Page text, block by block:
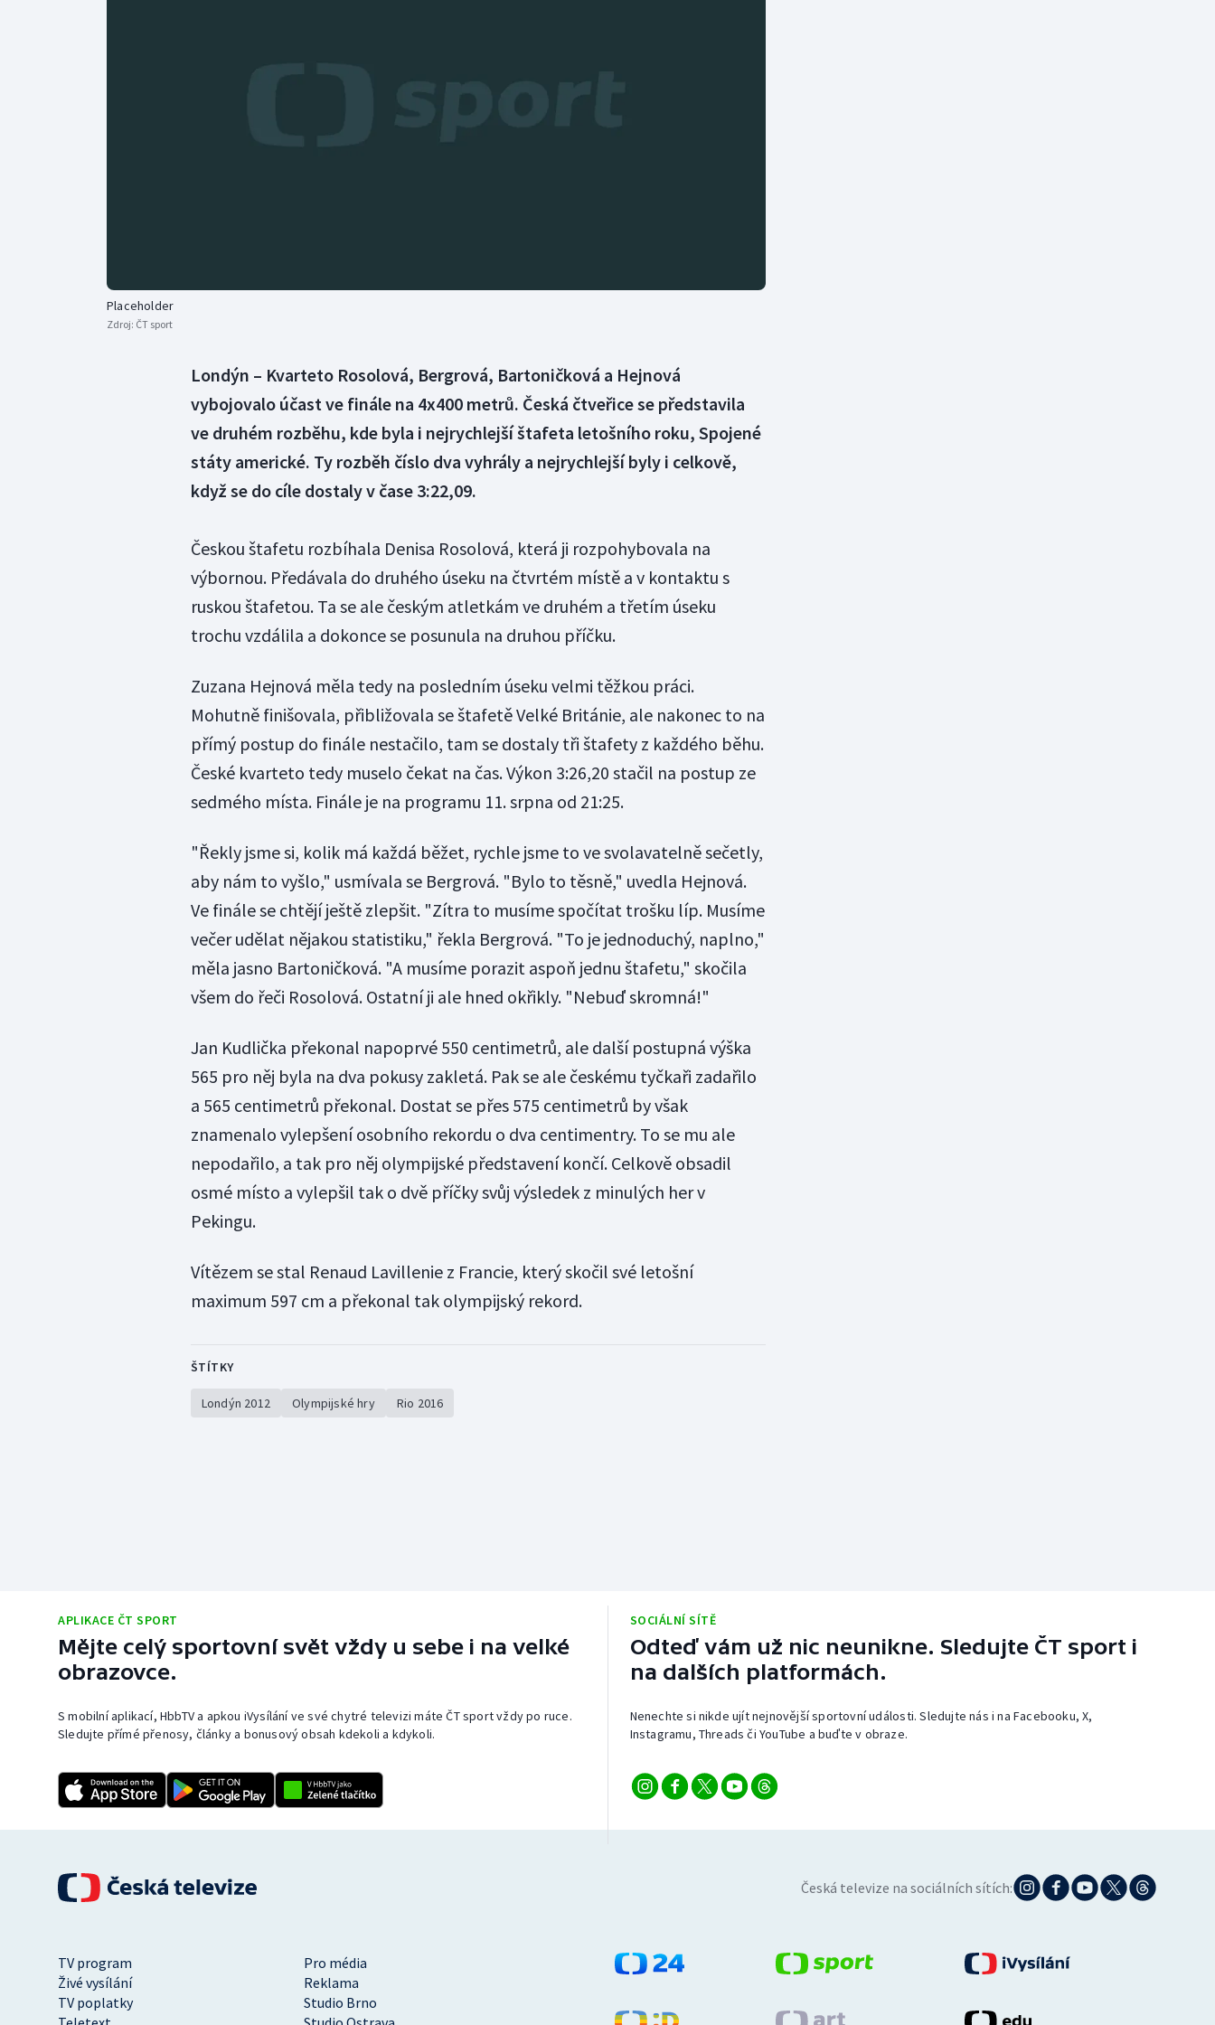
Placeholder
Zdroj: ČT sport
Londýn – Kvarteto Rosolová, Bergrová, Bartoničková a Hejnová
vybojovalo účast ve finále na 4x400 metrů. Česká čtveřice se představila
ve druhém rozběhu, kde byla i nejrychlejší štafeta letošního roku, Spojené
státy americké. Ty rozběh číslo dva vyhrály a nejrychlejší byly i celkově,
když se do cíle dostaly v čase 3:22,09.
Českou štafetu rozbíhala Denisa Rosolová, která ji rozpohybovala na
výbornou. Předávala do druhého úseku na čtvrtém místě a v kontaktu s
ruskou štafetou. Ta se ale českým atletkám ve druhém a třetím úseku
trochu vzdálila a dokonce se posunula na druhou příčku.
Zuzana Hejnová měla tedy na posledním úseku velmi těžkou práci.
Mohutně finišovala, přibližovala se štafetě Velké Británie, ale nakonec to na
přímý postup do finále nestačilo, tam se dostaly tři štafety z každého běhu.
České kvarteto tedy muselo čekat na čas. Výkon 3:26,20 stačil na postup ze
sedmého místa. Finále je na programu 11. srpna od 21:25.
"Řekly jsme si, kolik má každá běžet, rychle jsme to ve svolavatelně sečetly,
aby nám to vyšlo," usmívala se Bergrová. "Bylo to těsně," uvedla Hejnová.
Ve finále se chtějí ještě zlepšit. "Zítra to musíme spočítat trošku líp. Musíme
večer udělat nějakou statistiku," řekla Bergrová. "To je jednoduchý, naplno,"
měla jasno Bartoničková. "A musíme porazit aspoň jednu štafetu," skočila
všem do řeči Rosolová. Ostatní ji ale hned okřikly. "Nebuď skromná!"
Jan Kudlička překonal napoprvé 550 centimetrů, ale další postupná výška
565 pro něj byla na dva pokusy zakletá. Pak se ale českému tyčkaři zadařilo
a 565 centimetrů překonal. Dostat se přes 575 centimetrů by však
znamenalo vylepšení osobního rekordu o dva centimentry. To se mu ale
nepodařilo, a tak pro něj olympijské představení končí. Celkově obsadil
osmé místo a vylepšil tak o dvě příčky svůj výsledek z minulých her v
Pekingu.
Vítězem se stal Renaud Lavillenie z Francie, který skočil své letošní
maximum 597 cm a překonal tak olympijský rekord.
ŠTÍTKY
Londýn 2012 Olympijské hry Rio 2016
APLIKACE ČT SPORT
Mějte celý sportovní svět vždy u sebe i na velké
obrazovce.
S mobilní aplikací, HbbTV a apkou iVysílání ve své chytré televizi máte ČT sport vždy po ruce.
Sledujte přímé přenosy, články a bonusový obsah kdekoli a kdykoli.
SOCIÁLNÍ SÍTĚ
Odteď vám už nic neunikne. Sledujte ČT sport i
na dalších platformách.
Nenechte si nikde ujít nejnovější sportovní události. Sledujte nás i na Facebooku, X,
Instagramu, Threads či YouTube a buďte v obraze.
Česká televize na sociálních sítích:
TV program
Pro média
Živé vysílání
Reklama
TV poplatky
Studio Brno